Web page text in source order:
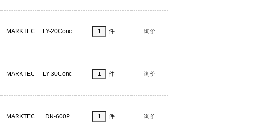
MARKTEC LY-20Conc 件 询价
MARKTEC LY-30Conc 件 询价
MARKTEC DN-600P 件 询价